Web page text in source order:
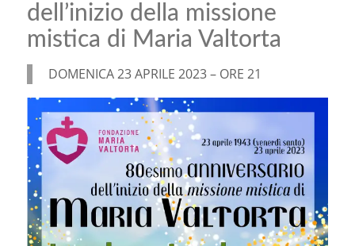
dell’inizio della missione
mistica di Maria Valtorta
DOMENICA 23 APRILE 2023 – ORE 21